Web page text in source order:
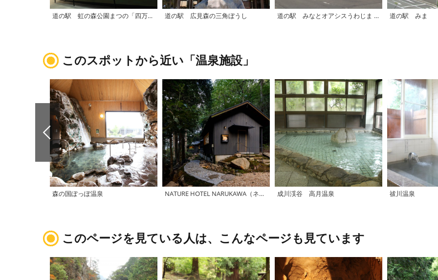
道の駅 虹の森公園まつの「四万十川学習センターおさかな館」 道の駅 広見森の三角ぼうし 道の駅 みなとオアシスうわじま きさいや広場 道の駅 みま
このスポットから近い「温泉施設」
森の国ぽっぽ温泉 NATURE HOTEL NARUKAWA（ネイチャーホテル・ナルカワ） 成川渓谷 高月温泉 祓川温泉
このページを見ている人は、こんなページも見ています